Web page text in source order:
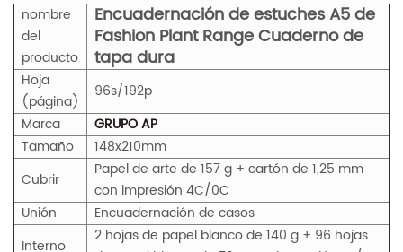
nombre
del
producto
Encuadernación de estuches A5 de
Fashion Plant Range Cuaderno de
tapa dura
Hoja
(página)
96s/192p
Marca
GRUPO AP
Tamaño
148x210mm
Cubrir
Papel de arte de 157 g + cartón de 1,25 mm
con impresión 4C/0C
Unión
Encuadernación de casos
Interno
2 hojas de papel blanco de 140 g + 96 hojas